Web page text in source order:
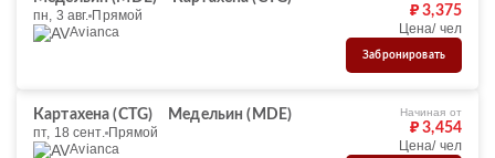
пн, 3 авг. Прямой
Avianca
₽ 3,375
Цена/ чел
Забронировать
Картахена (CTG)
Медельин (MDE)
пт, 18 сент. Прямой
Avianca
Начиная от
₽ 3,454
Цена/ чел